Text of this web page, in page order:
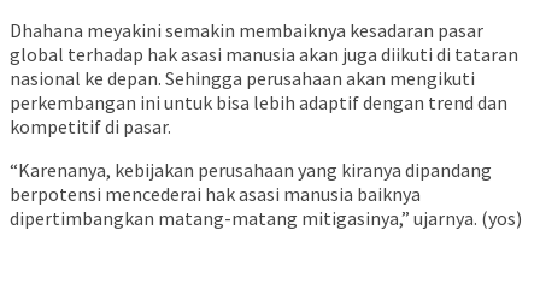
Dhahana meyakini semakin membaiknya kesadaran pasar
global terhadap hak asasi manusia akan juga diikuti di tataran
nasional ke depan. Sehingga perusahaan akan mengikuti
perkembangan ini untuk bisa lebih adaptif dengan trend dan
kompetitif di pasar.
“Karenanya, kebijakan perusahaan yang kiranya dipandang
berpotensi mencederai hak asasi manusia baiknya
dipertimbangkan matang-matang mitigasinya,” ujarnya. (yos)